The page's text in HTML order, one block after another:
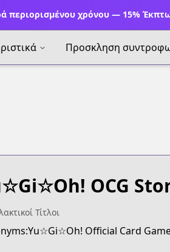
περιορισμένου χρόνου — 15%
Προσκληση
OCG
Τίτλοι
Official Card